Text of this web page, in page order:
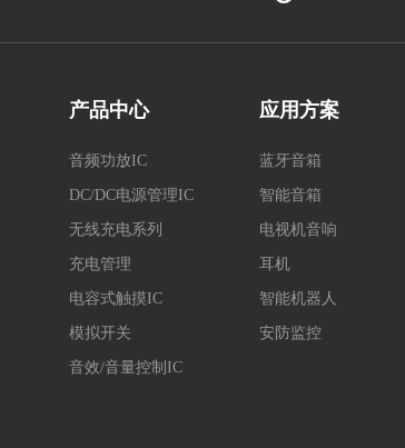
产品中心
音频功放IC
DC/DC电源管理IC
无线充电系列
充电管理
电容式触摸IC
模拟开关
音效/音量控制IC
应用方案
蓝牙音箱
智能音箱
电视机音响
耳机
智能机器人
安防监控